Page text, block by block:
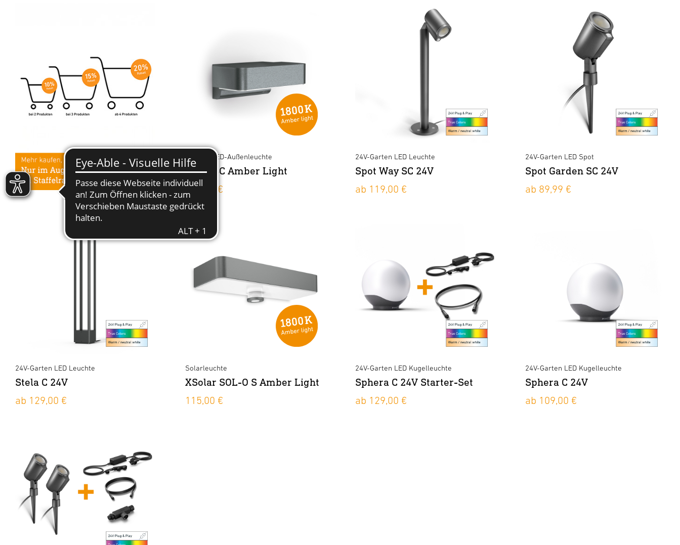
Sensor-LED-Außenleuchte
L 800 SC Amber Light
189,00 €
24V-Garten LED Leuchte
Spot Way SC 24V
ab 119,00 €
24V-Garten LED Spot
Spot Garden SC 24V
ab 89,99 €
24V-Garten LED Leuchte
Stela C 24V
ab 129,00 €
Solarleuchte
XSolar SOL-O S Amber Light
115,00 €
24V-Garten LED Kugelleuchte
Sphera C 24V Starter-Set
ab 129,00 €
24V-Garten LED Kugelleuchte
Sphera C 24V
ab 109,00 €